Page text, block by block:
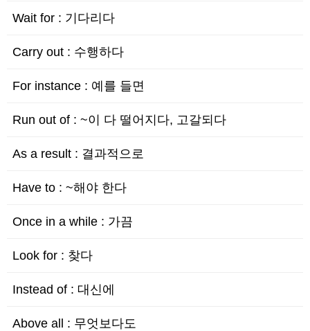
Wait for : 기다리다
Carry out : 수행하다
For instance : 예를 들면
Run out of : ~이 다 떨어지다, 고갈되다
As a result : 결과적으로
Have to : ~해야 한다
Once in a while : 가끔
Look for : 찾다
Instead of : 대신에
Above all : 무엇보다도